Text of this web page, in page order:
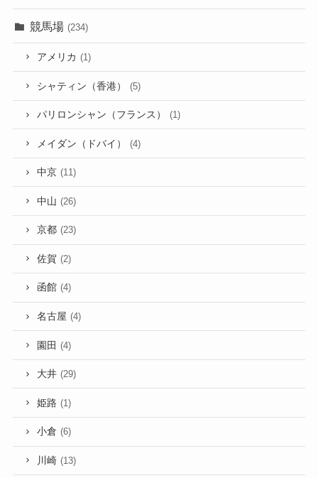
競馬場 (234)
アメリカ (1)
シャティン（香港） (5)
パリロンシャン（フランス） (1)
メイダン（ドバイ） (4)
中京 (11)
中山 (26)
京都 (23)
佐賀 (2)
函館 (4)
名古屋 (4)
園田 (4)
大井 (29)
姫路 (1)
小倉 (6)
川崎 (13)